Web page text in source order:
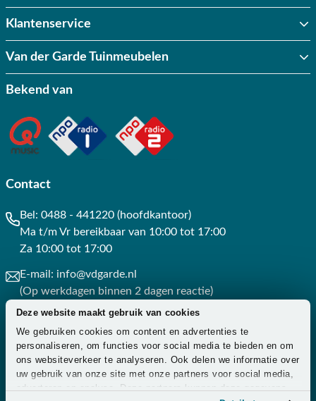
Deze website maakt gebruik van cookies
We gebruiken cookies om content en advertenties te
personaliseren, om functies voor social media te bieden en om
ons websiteverkeer te analyseren. Ook delen we informatie over
uw gebruik van onze site met onze partners voor social media,
adverteren en analyse. Deze partners kunnen deze gegevens
Klantenservice
Van der Garde Tuinmeubelen
Bekend van
Contact
Bel: 0488 - 441220 (hoofdkantoor)
Ma t/m Vr bereikbaar van 10:00 tot 17:00
Za 10:00 tot 17:00
E-mail: info@vdgarde.nl
(Op werkdagen binnen 2 dagen reactie)
Whatsapp: 0488441220
(Op werkdagen binnen 3 uur reactie)